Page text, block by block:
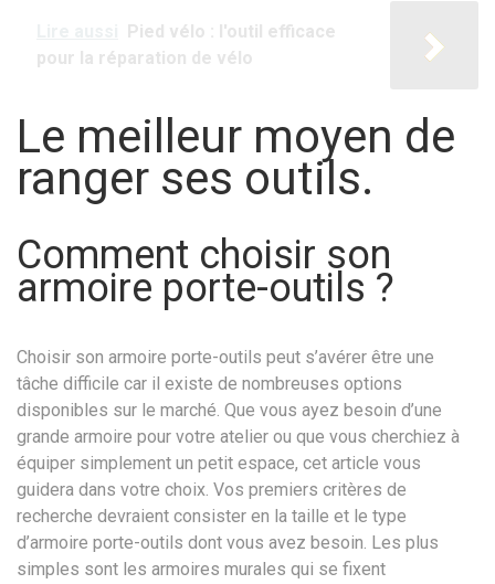
Pied vélo : l'outil efficace
pour la réparation de vélo
Le meilleur moyen de
ranger ses outils.
Comment choisir son
armoire porte-outils ?
Choisir son armoire porte-outils peut s’avérer être une
tâche difficile car il existe de nombreuses options
disponibles sur le marché. Que vous ayez besoin d’une
grande armoire pour votre atelier ou que vous cherchiez à
équiper simplement un petit espace, cet article vous
guidera dans votre choix. Vos premiers critères de
recherche devraient consister en la taille et le type
d’armoire porte-outils dont vous avez besoin. Les plus
simples sont les armoires murales qui se fixent